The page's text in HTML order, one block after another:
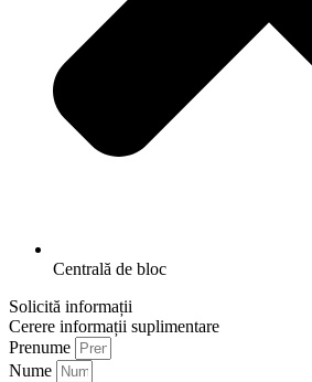
Centrală de bloc
Solicită informații
Cerere informații suplimentare
Prenume
Nume